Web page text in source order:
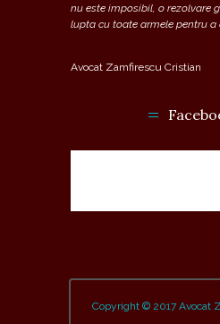
nu este imposibil, o rezolvare
lupta cu toate armele pentru
Avocat Zamfirescu Cristian
Copyright © 2017 Avocat